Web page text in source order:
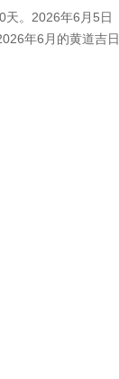
。2026年6月5日
年6月的黄道吉日